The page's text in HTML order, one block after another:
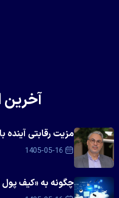
آخرین
مزیت رقابتی آینده
1405-05-16
چگونه به «کیف